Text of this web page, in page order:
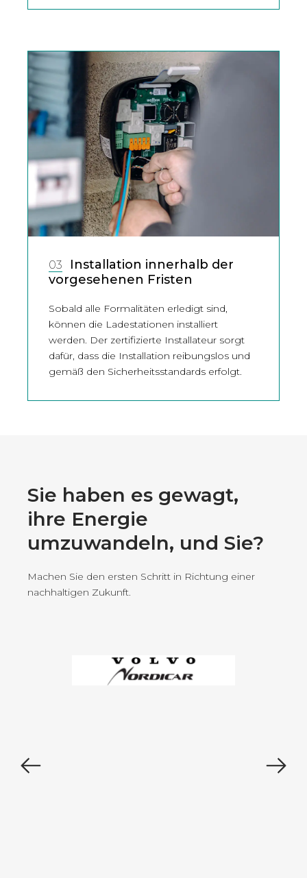
03
Installation innerhalb der
vorgesehenen Fristen
Sobald alle Formalitäten erledigt sind,
können die Ladestationen installiert
werden. Der zertifizierte Installateur sorgt
dafür, dass die Installation reibungslos und
gemäß den Sicherheitsstandards erfolgt.
Sie haben es gewagt,
ihre Energie
umzuwandeln, und Sie?
Machen Sie den ersten Schritt in Richtung einer
nachhaltigen Zukunft.